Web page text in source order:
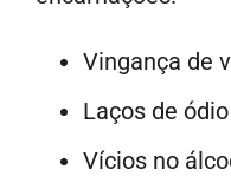
Vingança de
Laços de
Vícios no